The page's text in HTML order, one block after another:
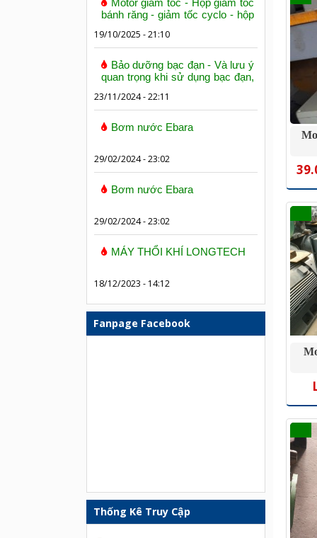
Motor giảm tốc - Hộp giảm tốc
bánh răng - giảm tốc cyclo - hộp
19/10/2025 - 21:10
Bảo dưỡng bạc đạn - Và lưu ý
quan trọng khi sử dụng bạc đạn,
23/11/2024 - 22:11
Bơm nước Ebara
29/02/2024 - 23:02
Bơm nước Ebara
29/02/2024 - 23:02
MÁY THỔI KHÍ LONGTECH
18/12/2023 - 14:12
Fanpage Facebook
Thống Kê Truy Cập